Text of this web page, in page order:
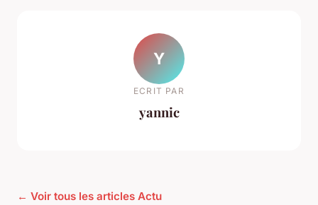
Y
ECRIT PAR
yannic
← Voir tous les articles Actu